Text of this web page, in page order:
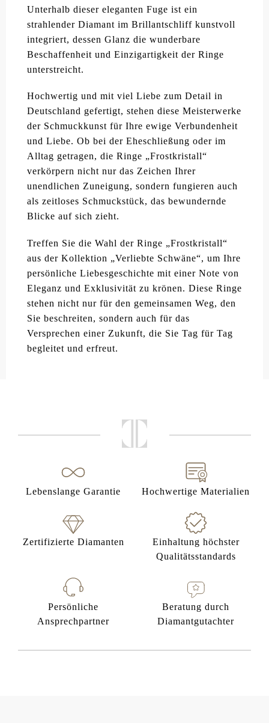
Unterhalb dieser eleganten Fuge ist ein
strahlender Diamant im Brillantschliff kunstvoll
integriert, dessen Glanz die wunderbare
Beschaffenheit und Einzigartigkeit der Ringe
unterstreicht.
Hochwertig und mit viel Liebe zum Detail in
Deutschland gefertigt, stehen diese Meisterwerke
der Schmuckkunst für Ihre ewige Verbundenheit
und Liebe. Ob bei der Eheschließung oder im
Alltag getragen, die Ringe „Frostkristall“
verkörpern nicht nur das Zeichen Ihrer
unendlichen Zuneigung, sondern fungieren auch
als zeitloses Schmuckstück, das bewundernde
Blicke auf sich zieht.
Treffen Sie die Wahl der Ringe „Frostkristall“
aus der Kollektion „Verliebte Schwäne“, um Ihre
persönliche Liebesgeschichte mit einer Note von
Eleganz und Exklusivität zu krönen. Diese Ringe
stehen nicht nur für den gemeinsamen Weg, den
Sie beschreiten, sondern auch für das
Versprechen einer Zukunft, die Sie Tag für Tag
begleitet und erfreut.
Lebenslange Garantie Hochwertige Materialien
Zertifizierte Diamanten
Einhaltung höchster
Qualitätsstandards
Persönliche
Ansprechpartner
Beratung durch
Diamantgutachter